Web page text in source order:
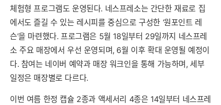
체험형 프로그램도 운영된다. 네스프레소는 간단한 재료로 집
에서도 즐길 수 있는 레시피를 중심으로 구성한 ‘원포인트 레
슨’을 마련했다. 프로그램은 5월 18일부터 29일까지 네스프레
소 주요 매장에서 우선 운영되며, 6월 이후 확대 운영될 예정이
다. 참여는 네이버 예약과 매장 워크인을 통해 가능하며, 세부
일정은 매장별로 다르다.
이번 여름 한정 캡슐 2종과 액세서리 4종은 14일부터 네스프레